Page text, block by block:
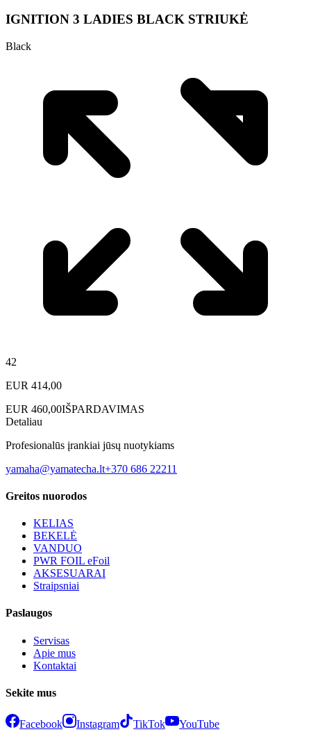
IGNITION 3 LADIES BLACK STRIUKĖ
Black
42
EUR 414,00
EUR 460,00IŠPARDAVIMAS
Detaliau
Profesionalūs įrankiai jūsų nuotykiams
yamaha@yamatecha.lt+370 686 22211
Greitos nuorodos
KELIAS
BEKELĖ
VANDUO
PWR FOIL eFoil
AKSESUARAI
Straipsniai
Paslaugos
Servisas
Apie mus
Kontaktai
Sekite mus
Facebook Instagram TikTok YouTube